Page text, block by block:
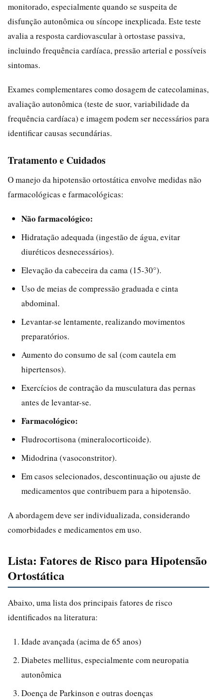
monitorado, especialmente quando se suspeita de
disfunção autonômica ou síncope inexplicada. Este teste
avalia a resposta cardiovascular à ortostase passiva,
incluindo frequência cardíaca, pressão arterial e possíveis
sintomas.
Exames complementares como dosagem de catecolaminas,
avaliação autonômica (teste de suor, variabilidade da
frequência cardíaca) e imagem podem ser necessários para
identificar causas secundárias.
Tratamento e Cuidados
O manejo da hipotensão ortostática envolve medidas não
farmacológicas e farmacológicas:
Não farmacológico:
Hidratação adequada (ingestão de água, evitar
diuréticos desnecessários).
Elevação da cabeceira da cama (15-30°).
Uso de meias de compressão graduada e cinta
abdominal.
Levantar-se lentamente, realizando movimentos
preparatórios.
Aumento do consumo de sal (com cautela em
hipertensos).
Exercícios de contração da musculatura das pernas
antes de levantar-se.
Farmacológico:
Fludrocortisona (mineralocorticoide).
Midodrina (vasoconstritor).
Em casos selecionados, descontinuação ou ajuste de
medicamentos que contribuem para a hipotensão.
A abordagem deve ser individualizada, considerando
comorbidades e medicamentos em uso.
Lista: Fatores de Risco para Hipotensão
Ortostática
Abaixo, uma lista dos principais fatores de risco
identificados na literatura:
Idade avançada (acima de 65 anos)
Diabetes mellitus, especialmente com neuropatia
autonômica
Doença de Parkinson e outras doenças